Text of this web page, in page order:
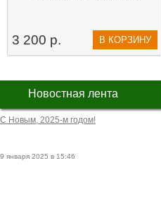
3 200 р. В КОРЗИНУ
Новостная лента
С Новым, 2025-м годом!
9 января 2025 в 15:46